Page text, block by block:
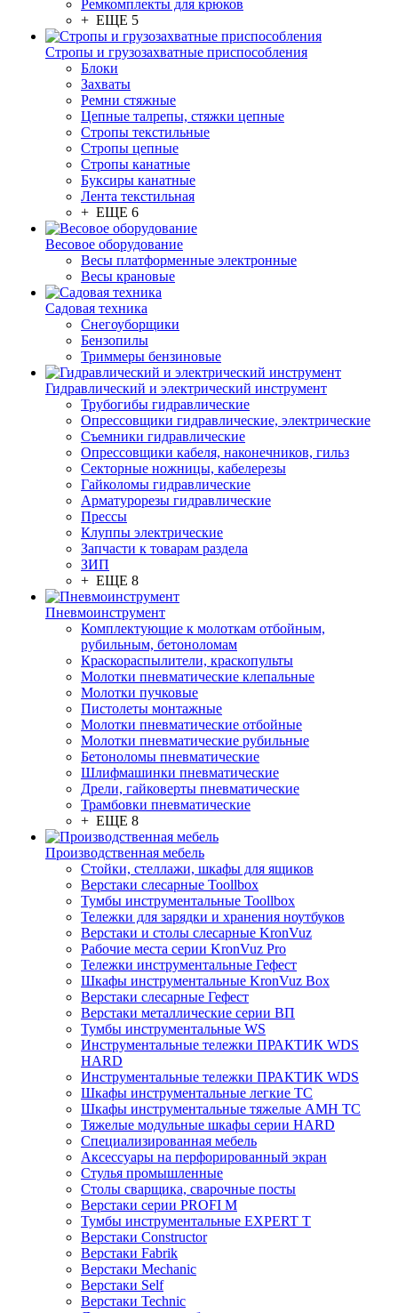
Ремкомплекты для крюков
+ ЕЩЕ 5
Стропы и грузозахватные приспособления
Блоки
Захваты
Ремни стяжные
Цепные талрепы, стяжки цепные
Стропы текстильные
Стропы цепные
Стропы канатные
Буксиры канатные
Лента текстильная
+ ЕЩЕ 6
Весовое оборудование
Весы платформенные электронные
Весы крановые
Садовая техника
Снегоуборщики
Бензопилы
Триммеры бензиновые
Гидравлический и электрический инструмент
Трубогибы гидравлические
Опрессовщики гидравлические, электрические
Съемники гидравлические
Опрессовщики кабеля, наконечников, гильз
Секторные ножницы, кабелерезы
Гайколомы гидравлические
Арматурорезы гидравлические
Прессы
Клуппы электрические
Запчасти к товарам раздела
ЗИП
+ ЕЩЕ 8
Пневмоинструмент
Комплектующие к молоткам отбойным,
рубильным, бетоноломам
Краскораспылители, краскопульты
Молотки пневматические клепальные
Молотки пучковые
Пистолеты монтажные
Молотки пневматические отбойные
Молотки пневматические рубильные
Бетоноломы пневматические
Шлифмашинки пневматические
Дрели, гайковерты пневматические
Трамбовки пневматические
+ ЕЩЕ 8
Производственная мебель
Стойки, стеллажи, шкафы для ящиков
Верстаки слесарные Toollbox
Тумбы инструментальные Toollbox
Тележки для зарядки и хранения ноутбуков
Верстаки и столы слесарные KronVuz
Рабочие места серии KronVuz Pro
Тележки инструментальные Гефест
Шкафы инструментальные KronVuz Box
Верстаки слесарные Гефест
Верстаки металлические серии ВП
Тумбы инструментальные WS
Инструментальные тележки ПРАКТИК WDS
HARD
Инструментальные тележки ПРАКТИК WDS
Шкафы инструментальные легкие ТС
Шкафы инструментальные тяжелые AMH TC
Тяжелые модульные шкафы серии HARD
Cпециализированная мебель
Аксессуары на перфорированный экран
Стулья промышленные
Столы сварщика, сварочные посты
Верстаки серии PROFI M
Тумбы инструментальные EXPERT T
Верстаки Constructor
Верстаки Fabrik
Верстаки Mechanic
Верстаки Self
Верстаки Technic